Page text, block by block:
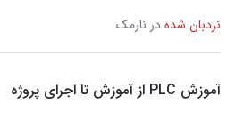
نردبان شدهدر نارمک
آموزش PLC از آموزش تا اجرای پروژه